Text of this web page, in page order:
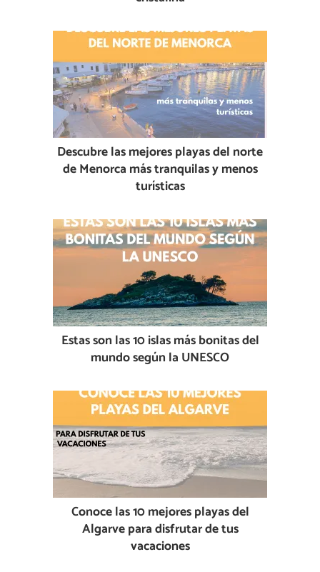
Descubre las mejores playas del norte
de Menorca más tranquilas y menos
turísticas
Estas son las 10 islas más bonitas del
mundo según la UNESCO
Conoce las 10 mejores playas del
Algarve para disfrutar de tus
vacaciones